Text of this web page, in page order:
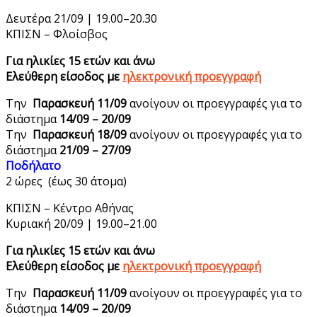
Δευτέρα 21/09 | 19.00–20.30
ΚΠΙΣΝ – Φλοίσβος
Για ηλικίες 15 ετών και άνω
Ελεύθερη είσοδος με ηλεκτρονική προεγγραφή
Την Παρασκευή 11/09ανοίγουν οι προεγγραφές για το
διάστημα14/09 – 20/09
Την Παρασκευή 18/09ανοίγουν οι προεγγραφές για το
διάστημα21/09 – 27/09
Ποδήλατο
2 ώρες (έως 30 άτομα)
ΚΠΙΣΝ – Κέντρο Αθήνας
Κυριακή 20/09 | 19.00–21.00
Για ηλικίες 15 ετών και άνω
Ελεύθερη είσοδος με ηλεκτρονική προεγγραφή
Την Παρασκευή 11/09ανοίγουν οι προεγγραφές για το
διάστημα14/09 – 20/09